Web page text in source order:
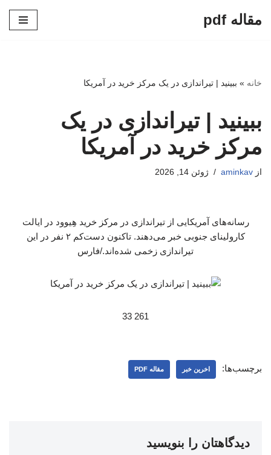
مقاله pdf
خانه » ببینید | تیراندازی در یک مرکز خرید در آمریکا
ببینید | تیراندازی در یک
مرکز خرید در آمریکا
از aminkav ژوئن 14, 2026
رسانه‌های آمریکایی از تیراندازی در مرکز خرید هِیوود در ایالت
کارولینای جنوبی خبر می‌دهند. تاکنون دست‌کم ۲ نفر در این
تیراندازی زخمی شده‌اند./فارس
261 33
برچسب‌ها: اخرین خبر مقاله PDF
دیدگاهتان را بنویسید